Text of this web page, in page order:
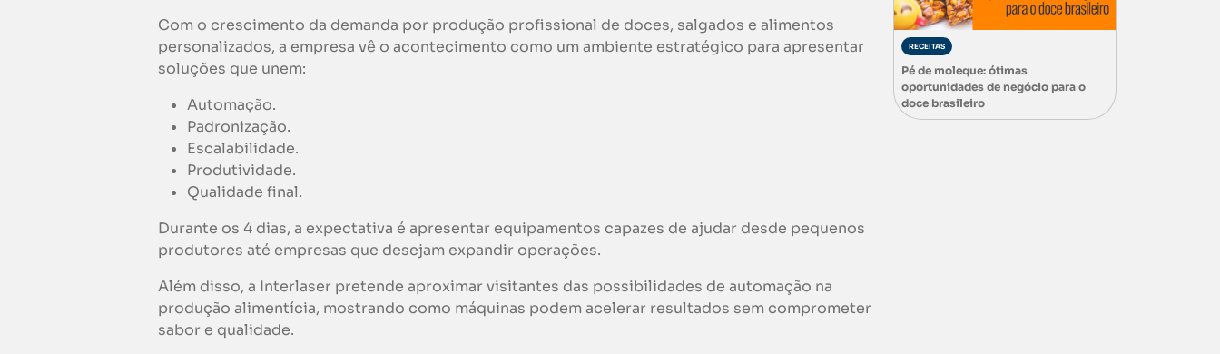
Com o crescimento da demanda por produção profissional de doces, salgados e alimentos
personalizados, a empresa vê o acontecimento como um ambiente estratégico para apresentar
soluções que unem:
Automação.
Padronização.
Escalabilidade.
Produtividade.
Qualidade final.
Durante os 4 dias, a expectativa é apresentar equipamentos capazes de ajudar desde pequenos
produtores até empresas que desejam expandir operações.
Além disso, a Interlaser pretende aproximar visitantes das possibilidades de automação na
produção alimentícia, mostrando como máquinas podem acelerar resultados sem comprometer
sabor e qualidade.
RECEITAS
Pé de moleque: ótimas
oportunidades de negócio para o
doce brasileiro